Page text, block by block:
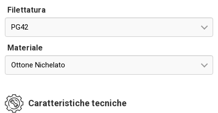
Filettatura
PG42
Materiale
Ottone Nichelato
Caratteristiche tecniche